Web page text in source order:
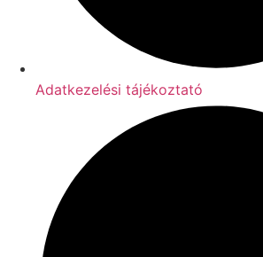
Adatkezelési tájékoztató